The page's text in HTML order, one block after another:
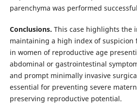
parenchyma was performed
Conclusions. This case highlights the
maintaining a high index of suspicion
in women of reproductive age
abdominal or gastrointestinal
and prompt minimally invasive
essential for preventing severe
preserving reproductive potential.